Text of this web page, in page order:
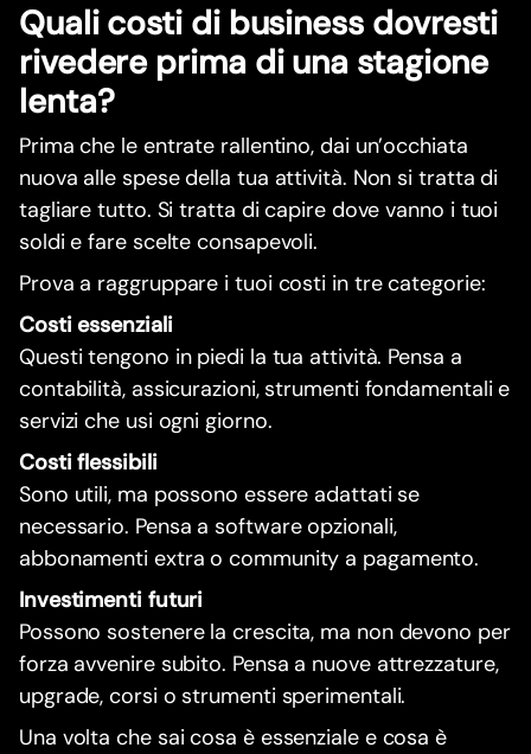
Quali costi di business dovresti
rivedere prima di una stagione
lenta?
Prima che le entrate rallentino, dai un’occhiata
nuova alle spese della tua attività. Non si tratta di
tagliare tutto. Si tratta di capire dove vanno i tuoi
soldi e fare scelte consapevoli.
Prova a raggruppare i tuoi costi in tre categorie:
Costi essenziali
Questi tengono in piedi la tua attività. Pensa a
contabilità, assicurazioni, strumenti fondamentali e
servizi che usi ogni giorno.
Costi flessibili
Sono utili, ma possono essere adattati se
necessario. Pensa a software opzionali,
abbonamenti extra o community a pagamento.
Investimenti futuri
Possono sostenere la crescita, ma non devono per
forza avvenire subito. Pensa a nuove attrezzature,
upgrade, corsi o strumenti sperimentali.
Una volta che sai cosa è essenziale e cosa è